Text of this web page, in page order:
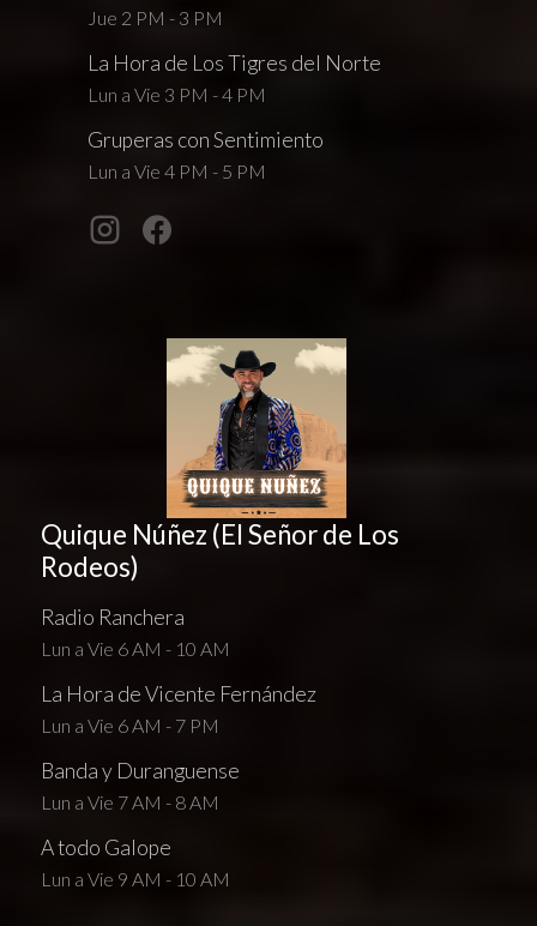
Jue 2 PM - 3 PM
La Hora de Los Tigres del Norte
Lun a Vie 3 PM - 4 PM
Gruperas con Sentimiento
Lun a Vie 4 PM - 5 PM
Quique Núñez (El Señor de Los
Rodeos)
Radio Ranchera
Lun a Vie 6 AM - 10 AM
La Hora de Vicente Fernández
Lun a Vie 6 AM - 7 PM
Banda y Duranguense
Lun a Vie 7 AM - 8 AM
A todo Galope
Lun a Vie 9 AM - 10 AM